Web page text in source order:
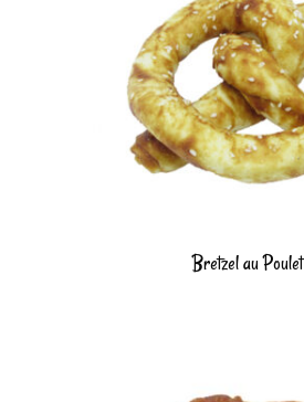
Bretzel au Poulet